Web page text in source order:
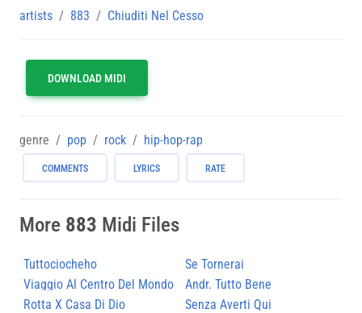
artists 883 Chiuditi Nel Cesso
DOWNLOAD MIDI
genre pop rock hip-hop-rap
COMMENTS LYRICS RATE
More 883 Midi Files
Tuttociocheho
Se Tornerai
Viaggio Al Centro Del Mondo
Andr. Tutto Bene
Rotta X Casa Di Dio
Senza Averti Qui